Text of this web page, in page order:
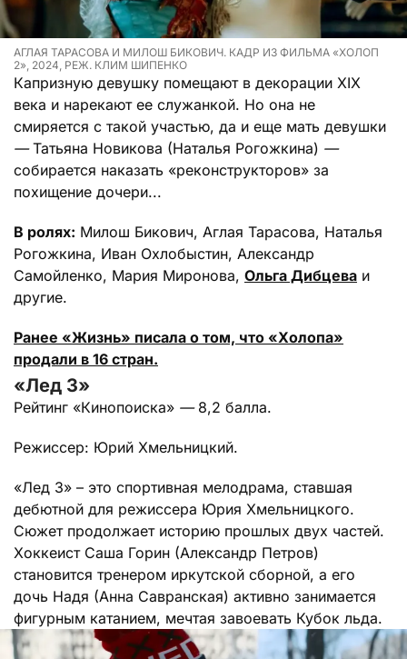
АГЛАЯ ТАРАСОВА И МИЛОШ БИКОВИЧ. КАДР ИЗ ФИЛЬМА «ХОЛОП
2», 2024, РЕЖ. КЛИМ ШИПЕНКО
Капризную девушку помещают в декорации XIX
века и нарекают ее служанкой. Но она не
смиряется с такой участью, да и еще мать девушки
—Татьяна Новикова (Наталья Рогожкина) —
собирается наказать «реконструкторов» за
похищение дочери...
В ролях: Милош Бикович, Аглая Тарасова, Наталья
Рогожкина, Иван Охлобыстин, Александр
Самойленко, Мария Миронова, Ольга Дибцева и
другие.
Ранее «Жизнь» писала о том, что «Холопа»
продали в 16 стран.
«Лед 3»
Рейтинг «Кинопоиска» —8,2 балла.
Режиссер: Юрий Хмельницкий.
«Лед 3» – это спортивная мелодрама, ставшая
дебютной для режиссера Юрия Хмельницкого.
Сюжет продолжает историю прошлых двух частей.
Хоккеист Саша Горин (Александр Петров)
становится тренером иркутской сборной, а его
дочь Надя (Анна Савранская) активно занимается
фигурным катанием, мечтая завоевать Кубок льда.